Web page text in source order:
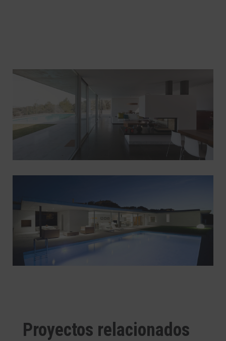
Proyectos relacionados